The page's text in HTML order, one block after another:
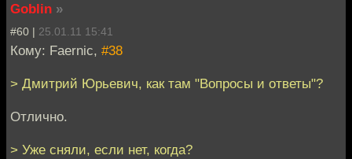
Goblin »
#60 | 25.01.11 15:41
Кому: Faernic, #38
> Дмитрий Юрьевич, как там "Вопросы и ответы"?
Отлично.
> Уже сняли, если нет, когда?